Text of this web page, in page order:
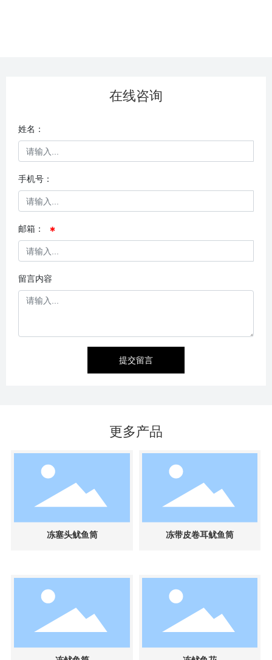
在线咨询
姓名：
手机号：
邮箱：
留言内容
提交留言
更多产品
冻塞头鱿鱼筒 冻带皮卷耳鱿鱼筒